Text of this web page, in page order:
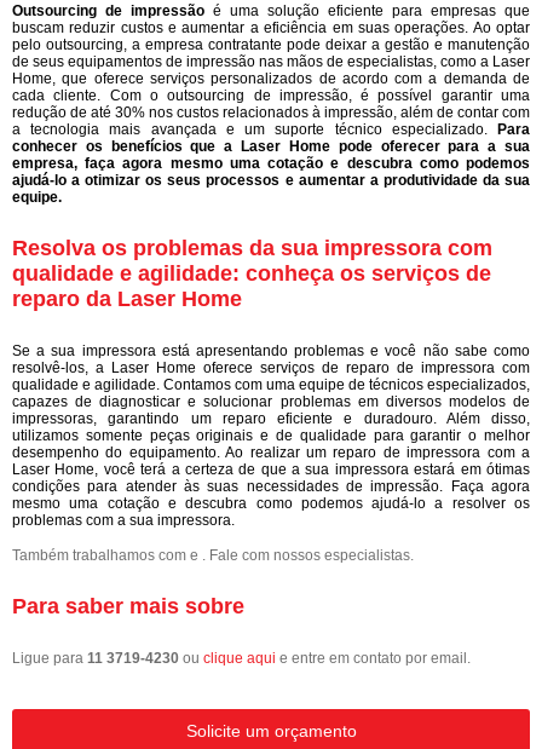
Outsourcing de impressão é uma solução eficiente para empresas que
buscam reduzir custos e aumentar a eficiência em suas operações. Ao optar
pelo outsourcing, a empresa contratante pode deixar a gestão e manutenção
de seus equipamentos de impressão nas mãos de especialistas, como a Laser
Home, que oferece serviços personalizados de acordo com a demanda de
cada cliente. Com o outsourcing de impressão, é possível garantir uma
redução de até 30% nos custos relacionados à impressão, além de contar com
a tecnologia mais avançada e um suporte técnico especializado. Para
conhecer os benefícios que a Laser Home pode oferecer para a sua
empresa, faça agora mesmo uma cotação e descubra como podemos
ajudá-lo a otimizar os seus processos e aumentar a produtividade da sua
equipe.
Resolva os problemas da sua impressora com
qualidade e agilidade: conheça os serviços de
reparo da Laser Home
Se a sua impressora está apresentando problemas e você não sabe como
resolvê-los, a Laser Home oferece serviços de reparo de impressora com
qualidade e agilidade. Contamos com uma equipe de técnicos especializados,
capazes de diagnosticar e solucionar problemas em diversos modelos de
impressoras, garantindo um reparo eficiente e duradouro. Além disso,
utilizamos somente peças originais e de qualidade para garantir o melhor
desempenho do equipamento. Ao realizar um reparo de impressora com a
Laser Home, você terá a certeza de que a sua impressora estará em ótimas
condições para atender às suas necessidades de impressão. Faça agora
mesmo uma cotação e descubra como podemos ajudá-lo a resolver os
problemas com a sua impressora.
Também trabalhamos com e . Fale com nossos especialistas.
Para saber mais sobre
Ligue para 11 3719-4230 ou clique aqui e entre em contato por email.
Solicite um orçamento